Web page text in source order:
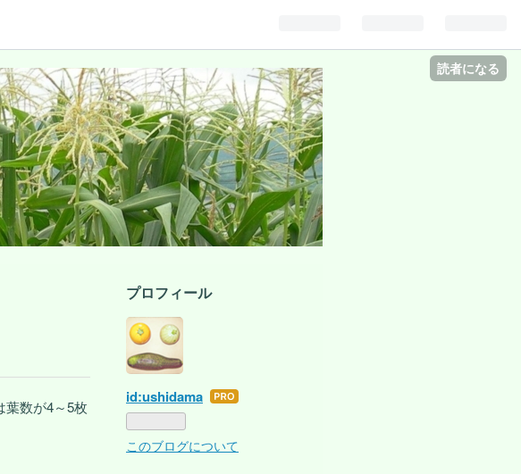
読者になる
葉数が4～5枚
プロフィール
id:ushidama はて
ログ
Pro
このブログについて